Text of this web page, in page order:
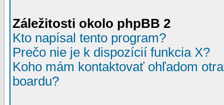
Záležitosti okolo phpBB 2
Kto napísal tento program?
Prečo nie je k dispozícií funkcia X?
Koho mám kontaktovať ohľadom
boardu?